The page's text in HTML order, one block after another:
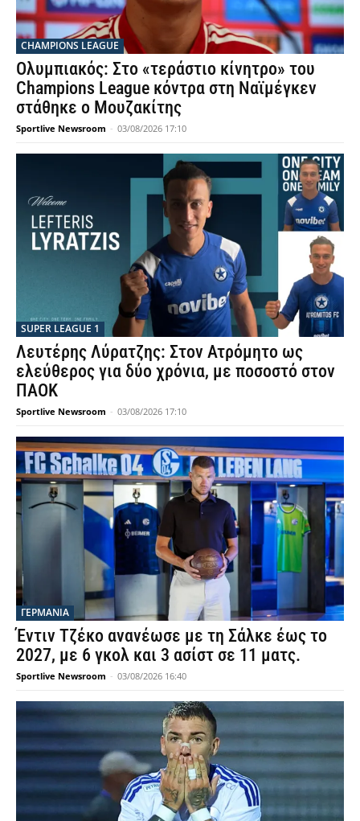
CHAMPIONS LEAGUE
Ολυμπιακός: Στο «τεράστιο κίνητρο» του
Champions League κόντρα στη Ναϊμέγκεν
στάθηκε ο Μουζακίτης
Sportlive Newsroom - 03/08/2026 17:10
SUPER LEAGUE 1
Λευτέρης Λύρατζης: Στον Ατρόμητο ως
ελεύθερος για δύο χρόνια, με ποσοστό στον
ΠΑΟΚ
Sportlive Newsroom - 03/08/2026 17:10
ΓΕΡΜΑΝΙΑ
Έντιν Τζέκο ανανέωσε με τη Σάλκε έως το
2027, με 6 γκολ και 3 ασίστ σε 11 ματς.
Sportlive Newsroom - 03/08/2026 16:40